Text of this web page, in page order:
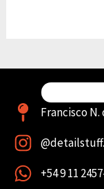
Francisco N.
+54 9 11